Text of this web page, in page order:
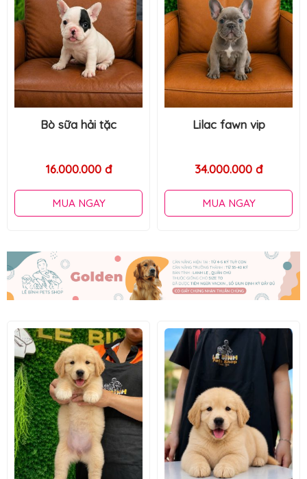
Lilac fawn vip
34.000.000 đ
MUA NGAY
Bò sữa hải tặc
16.000.000 đ
MUA NGAY